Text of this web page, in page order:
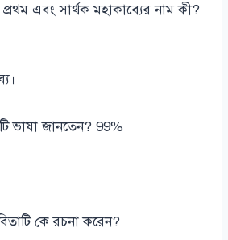
প্রথম এবং সার্থক মহাকাব্যের নাম কী?
ভাষা জানতেন? 99%
কে রচনা করেন?